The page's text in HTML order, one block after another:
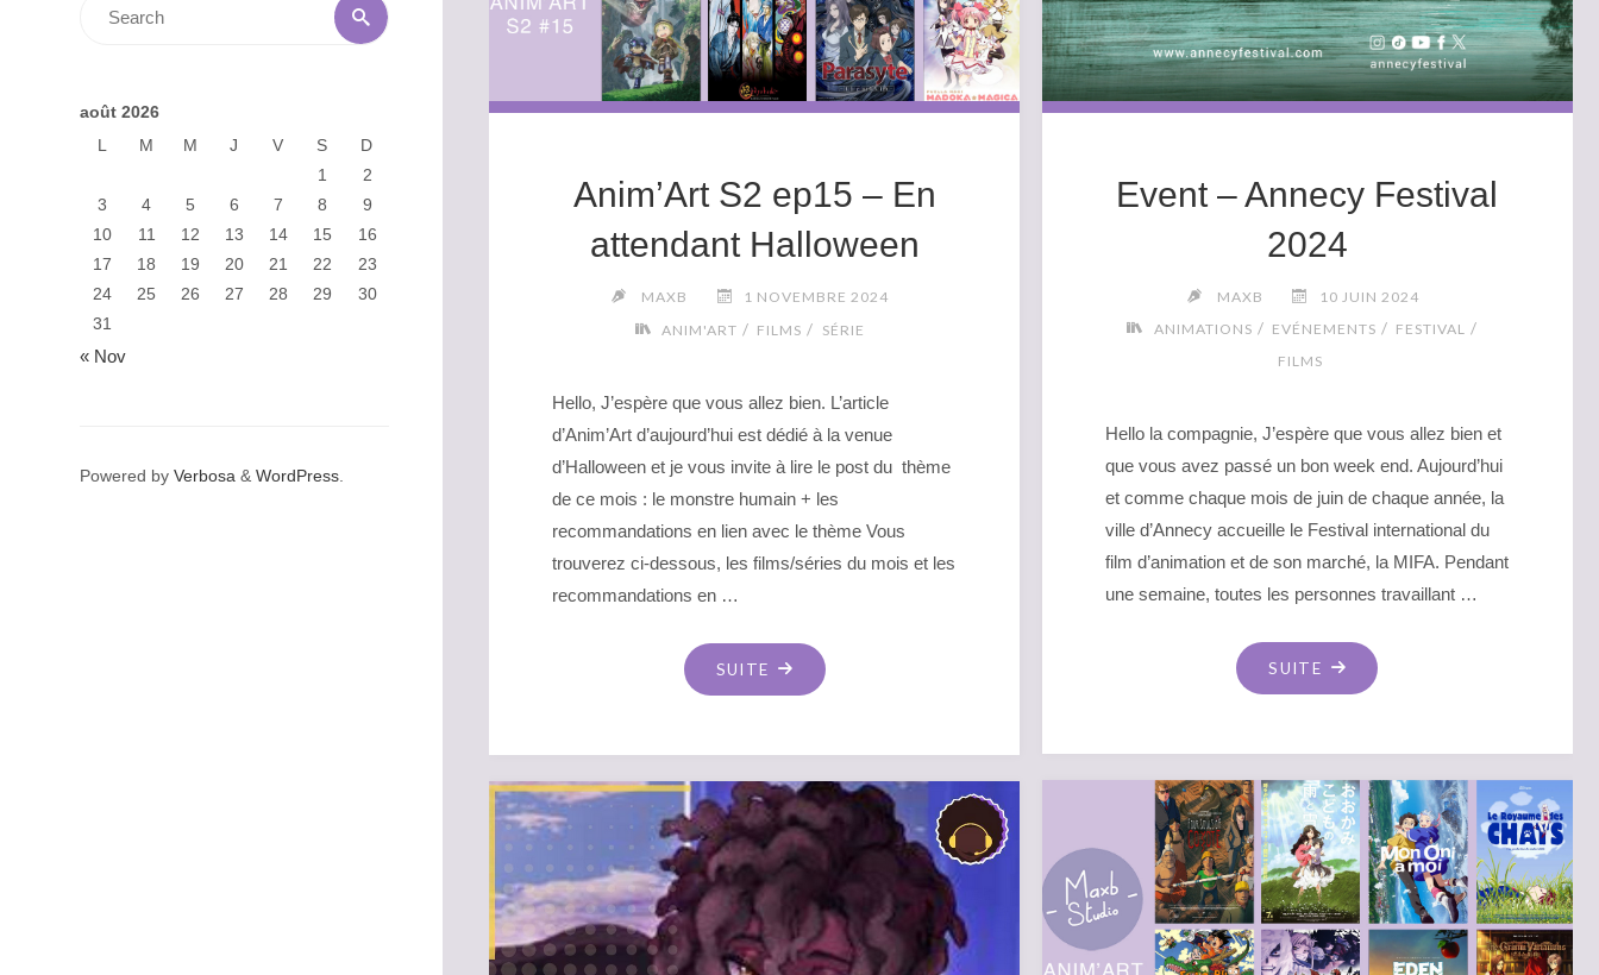
Search
août 2026
L
M M J V S
D
1
2
3
4 5 6 7 8
9
10
11 12 13 14 15
16
17
18 19 20 21 22
23
24
25 26 27 28 29
30
31
« Nov
Powered by Verbosa & WordPress.
Anim’Art S2 ep15 – En
attendant Halloween
MAXB
1 NOVEMBRE 2024
ANIM'ART / FILMS / SÉRIE
Hello, J’espère que vous allez bien. L’article
d’Anim’Art d’aujourd’hui est dédié à la venue
d’Halloween et je vous invite à lire le post du thème
de ce mois : le monstre humain + les
recommandations en lien avec le thème Vous
trouverez ci-dessous, les films/séries du mois et les
recommandations en …
SUITE "ANIM’ART
S2
EN
ATTENDANT
HALLOWEEN"
Event – Annecy Festival
2024
MAXB
10 JUIN 2024
ANIMATIONS / EVÉNEMENTS / FESTIVAL /
FILMS
Hello la compagnie, J’espère que vous allez bien et
que vous avez passé un bon week end. Aujourd’hui
et comme chaque mois de juin de chaque année, la
ville d’Annecy accueille le Festival international du
film d’animation et de son marché, la MIFA. Pendant
une semaine, toutes les personnes travaillant …
SUITE "EVENT
–
2024"